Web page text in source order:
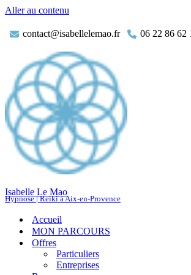
Aller au contenu
contact@isabellelemao.fr 06 22 86 62
Isabelle Le Mao
Hypnose | Reiki à Aix-en-Provence
Accueil
MON PARCOURS
Offres
Particuliers
Entreprises